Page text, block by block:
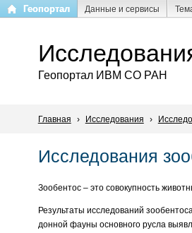
Перейти
содержанию
Геопортал Данные и сервисы
Геопортал ИВМ СО РАН
Главная › Исследования ›
Исследования
Зообентос – это совокупность
Результаты исследований
донной фауны основного русла